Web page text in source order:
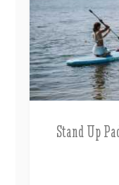
Stand Up